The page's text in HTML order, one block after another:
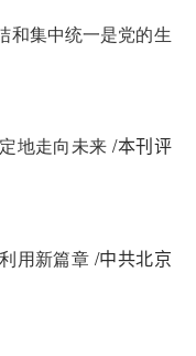
和集中统一是党的生
地走向未来 /本刊评
用新篇章 /中共北京